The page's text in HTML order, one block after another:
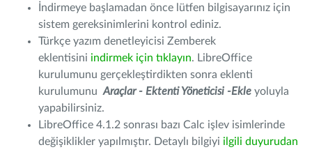
İndirmeye başlamadan önce lütfen bilgisayarınız için
sistem gereksinimlerini kontrol ediniz.
Türkçe yazım denetleyicisi Zemberek
eklentisini indirmek için tıklayın. LibreOffice
kurulumunu gerçekleştirdikten sonra eklenti
kurulumunu Araçlar - Ektenti Yöneticisi -Ekle yoluyla
yapabilirsiniz.
LibreOffice 4.1.2 sonrası bazı Calc işlev isimlerinde
değişiklikler yapılmıştır. Detaylı bilgiyi ilgili duyurudan